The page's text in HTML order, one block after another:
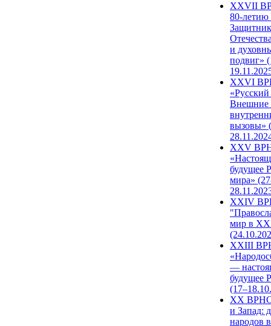
ХХVII
80-
и
подвиг»
XXVI
Внешние
вызовы»
XXV
будущее
мира»
XXIV
мир в
XXIII
—
будущее
XX ВРНС
и Запад:
народов